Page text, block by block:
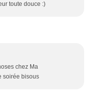
toute douce :)
chez Ma
soirée bisous